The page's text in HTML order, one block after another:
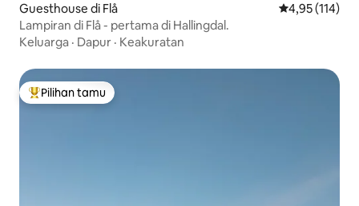
Guesthouse di Flå Nilai rata-rata
4,95 (114)
Lampiran di Flå - pertama di Hallingdal.
Keluarga · Dapur · Keakuratan
Pilihan tamu terpopuler
Pilihan tamu